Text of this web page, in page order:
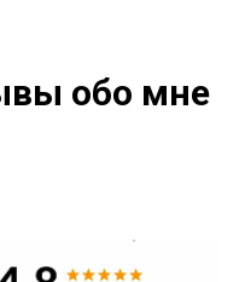
обо мне